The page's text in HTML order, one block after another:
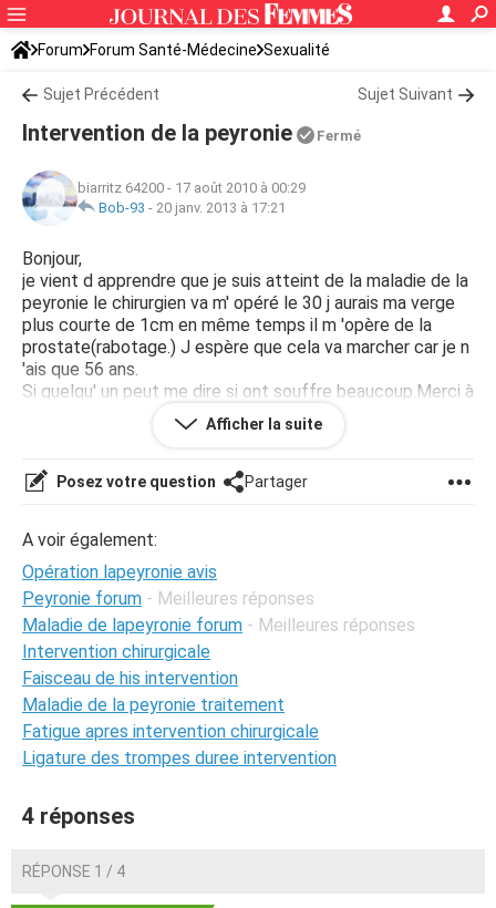
Forum Forum Santé-Médecine Sexualité
Sujet Précédent Sujet Suivant
Intervention de la peyronie Fermé
biarritz 64200 - 17 août 2010 à 00:29
Bob-93 - 20 janv. 2013 à 17:21
Bonjour,
je vient d apprendre que je suis atteint de la maladie de la
peyronie le chirurgien va m' opéré le 30 j aurais ma verge
plus courte de 1cm en même temps il m 'opère de la
prostate(rabotage.) J espère que cela va marcher car je n
'ais que 56 ans.
Si quelqu' un peut me dire si ont souffre beaucoup.Merci à
Afficher la suite
Posez votre question Partager
A voir également:
Opération lapeyronie avis
Peyronie forum - Meilleures réponses
Maladie de lapeyronie forum - Meilleures réponses
Intervention chirurgicale
Faisceau de his intervention
Maladie de la peyronie traitement
Fatigue apres intervention chirurgicale
Ligature des trompes duree intervention
4 réponses
RÉPONSE 1 / 4